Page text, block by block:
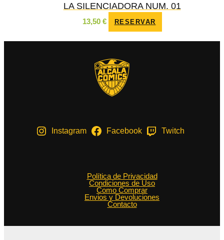
LA SILENCIADORA NUM. 01
13,50 € RESERVAR
Instagram Facebook Twitch
Política de Privacidad
Condiciones de Uso
Como Comprar
Envios y Devoluciones
Contacto